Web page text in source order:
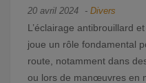
20 avril 2024 - Divers
L’éclairage antibrouillard
joue un rôle fondamental
route, notamment dans
ou lors de manœuvres en